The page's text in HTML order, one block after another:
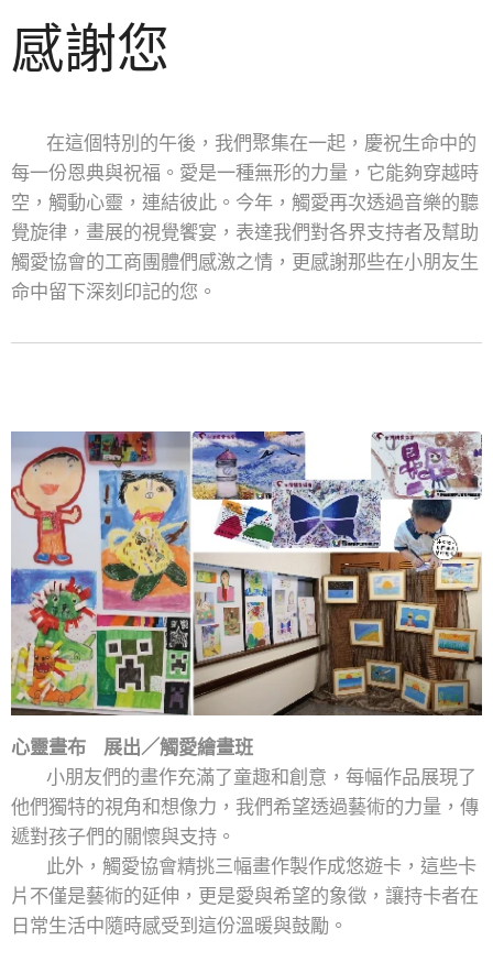
感謝您
在這個特別的午後，我們聚集在一起，慶祝生命中的
每一份恩典與祝福。愛是一種無形的力量，它能夠穿越時
空，觸動心靈，連結彼此。今年，觸愛再次透過音樂的聽
覺旋律，畫展的視覺饗宴，表達我們對各界支持者及幫助
觸愛協會的工商團體們感激之情，更感謝那些在小朋友生
命中留下深刻印記的您。
心靈畫布 展出／觸愛繪畫班
小朋友們的畫作充滿了童趣和創意，每幅作品展現了
他們獨特的視角和想像力，我們希望透過藝術的力量，傳
遞對孩子們的關懷與支持。
此外，觸愛協會精挑三幅畫作製作成悠遊卡，這些卡
片不僅是藝術的延伸，更是愛與希望的象徵，讓持卡者在
日常生活中隨時感受到這份溫暖與鼓勵。